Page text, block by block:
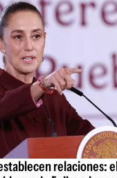
relaciones: